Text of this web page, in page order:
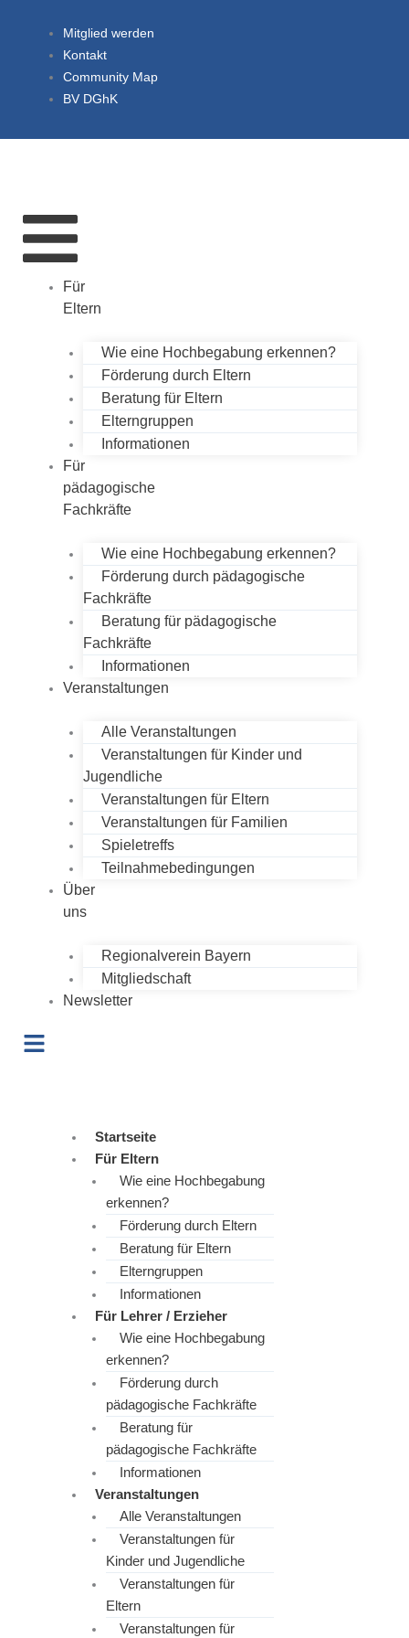
Mitglied werden
Kontakt
Community Map
BV DGhK
Für
Eltern
Wie eine Hochbegabung erkennen?
Förderung durch Eltern
Beratung für Eltern
Elterngruppen
Informationen
Für
pädagogische
Fachkräfte
Wie eine Hochbegabung erkennen?
Förderung durch pädagogische
Fachkräfte
Beratung für pädagogische
Fachkräfte
Informationen
Veranstaltungen
Alle Veranstaltungen
Veranstaltungen für Kinder und
Jugendliche
Veranstaltungen für Eltern
Veranstaltungen für Familien
Spieletreffs
Teilnahmebedingungen
Über
uns
Regionalverein Bayern
Mitgliedschaft
Newsletter
Startseite
Für Eltern
Wie eine Hochbegabung
erkennen?
Förderung durch Eltern
Beratung für Eltern
Elterngruppen
Informationen
Für Lehrer / Erzieher
Wie eine Hochbegabung
erkennen?
Förderung durch
pädagogische Fachkräfte
Beratung für
pädagogische Fachkräfte
Informationen
Veranstaltungen
Alle Veranstaltungen
Veranstaltungen für
Kinder und Jugendliche
Veranstaltungen für
Eltern
Veranstaltungen für